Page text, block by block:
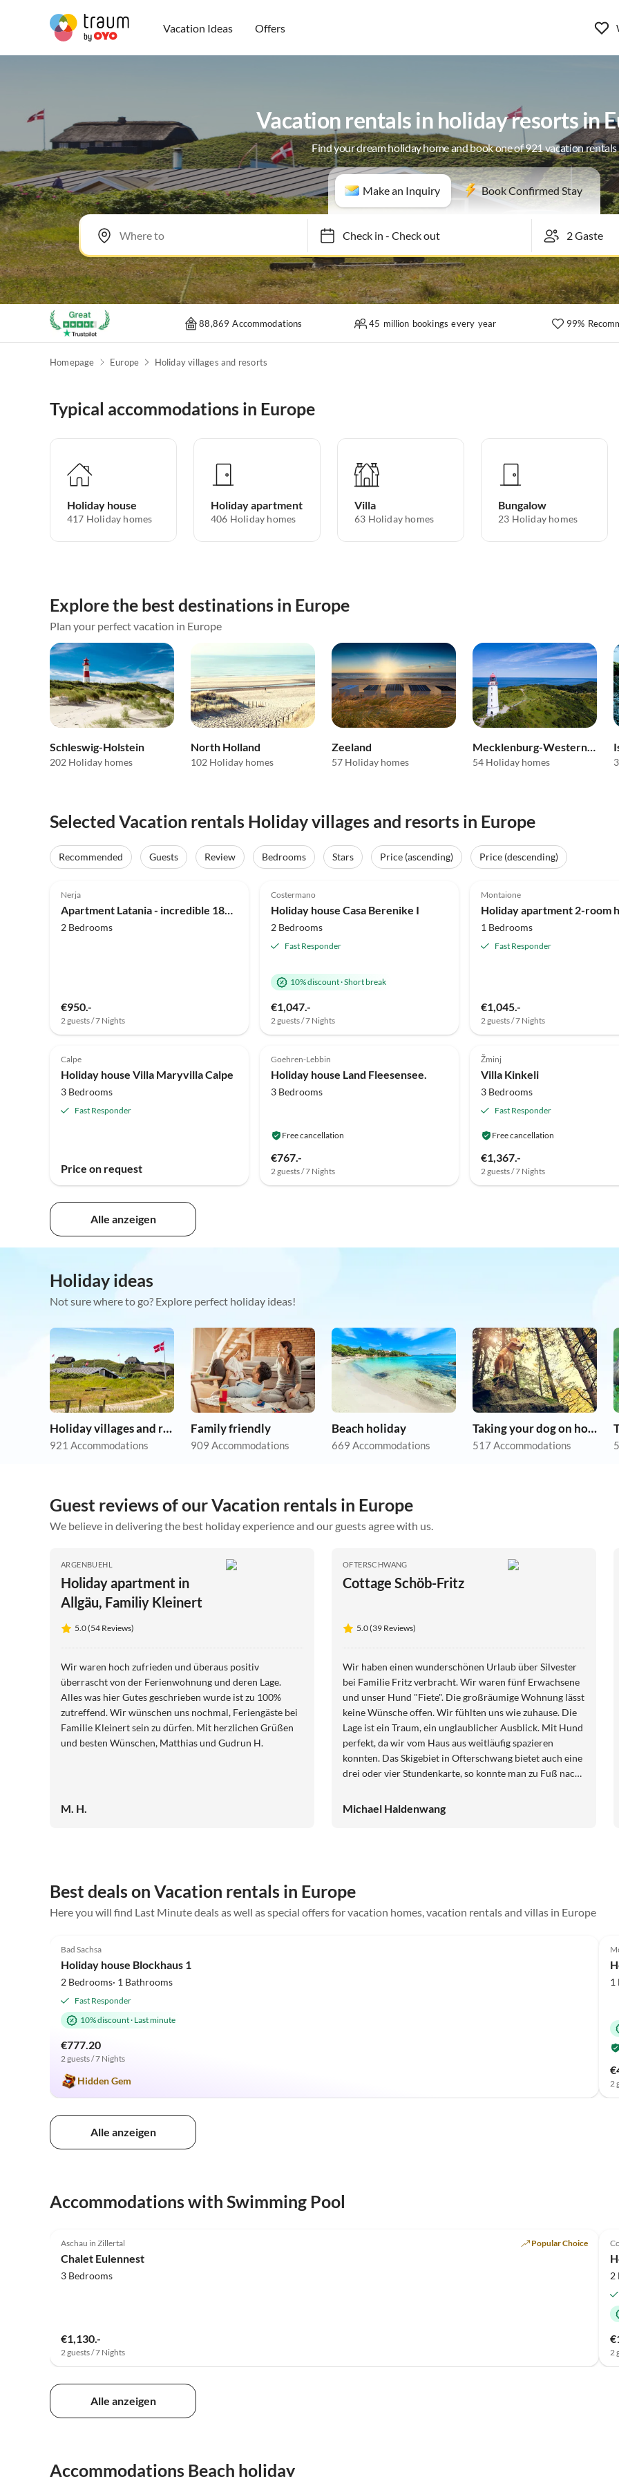
Vacation Ideas Offers
Vacation rentals in holiday resorts in
Find your dream holiday home and book one of 921 vacation rentals
Make an Inquiry Book Confirmed Stay
Check in- Check out
88,869 Accommodations 45 million bookings every year 99%
Homepage Europe Holiday villages and resorts
Typical accommodations in Europe
Holiday house
417 Holiday homes
Holiday apartment
406 Holiday homes
Villa
63 Holiday homes
Bungalow
23 Holiday homes
Explore the best destinations in Europe
Plan your perfect vacation in Europe
Schleswig-Holstein
202 Holiday homes
North Holland
102 Holiday homes
Zeeland
57 Holiday homes
Mecklenburg-Western Pomerania
54 Holiday homes
Selected Vacation rentals Holiday villages and resorts in Europe
Recommended Guests Review Bedrooms Stars Price (ascending) Price (descending)
Top-Listing
Nerja
Apartment Latania - incredible 180° view
2 Bedrooms
€950.-
2 guests / 7 Nights
Top-Listing
Costermano
Holiday house Casa Berenike I
2 Bedrooms
Fast Responder
10% discount·Short break
€1,047.-
2 guests / 7 Nights
Montaione
1 Bedrooms
Fast Responder
€1,045.-
2 guests / 7 Nights
Top-Listing
5.0 (2)
Calpe
Holiday house Villa Maryvilla Calpe
3 Bedrooms
Fast Responder
Price on request
Top-Listing
4.6 (2)
Goehren-Lebbin
Holiday house Land Fleesensee.
3 Bedrooms
Free cancellation
€767.-
2 guests / 7 Nights
5.0 (2)
Žminj
Villa Kinkeli
3 Bedrooms
Fast Responder
Free cancellation
€1,367.-
2 guests / 7 Nights
Alle anzeigen
Holiday ideas
Not sure where to go? Explore perfect holiday ideas!
Holiday villages and resorts
921 Accommodations
Family friendly
909 Accommodations
Beach holiday
669 Accommodations
Taking your dog on holiday
517 Accommodations
Guest reviews of our Vacation rentals in Europe
We believe in delivering the best holiday experience and our guests agree with us.
ARGENBUEHL
Holiday apartment in
Allgäu, Familiy Kleinert
5.0 (54 Reviews)
Wir waren hoch zufrieden und überaus positiv
überrascht von der Ferienwohnung und deren Lage.
Alles was hier Gutes geschrieben wurde ist zu 100%
zutreffend. Wir wünschen uns nochmal, Feriengäste bei
Familie Kleinert sein zu dürfen. Mit herzlichen Grüßen
und besten Wünschen, Matthias und Gudrun H.
M. H.
OFTERSCHWANG
Cottage Schöb-Fritz
5.0 (39 Reviews)
Wir haben einen wunderschönen Urlaub über Silvester
bei Familie Fritz verbracht. Wir waren fünf Erwachsene
und unser Hund "Fiete". Die großräumige Wohnung lässt
keine Wünsche offen. Wir fühlten uns wie zuhause. Die
Lage ist ein Traum, ein unglaublicher Ausblick. Mit Hund
perfekt, da wir vom Haus aus weitläufig spazieren
konnten. Das Skigebiet in Ofterschwang bietet auch eine
drei oder vier Stundenkarte, so konnte man zu Fuß nach
verbringen. Nach Oberstdorf, Sonthofen etc. ist es nicht
weit. Wir kommen Ende des Jahres wieder und freuen
Michael Haldenwang
Best deals on Vacation rentals in Europe
Here you will find Last Minute deals as well as special offers for vacation homes, vacation rentals and villas in Europe
Bad Sachsa
Holiday house Blockhaus 1
2 Bedrooms· 1 Bathrooms
Fast Responder
10% discount· Last minute
€777.20
2 guests / 7 Nights
Hidden Gem
1
2
Alle anzeigen
Accommodations with Swimming Pool
Aschau in Zillertal Popular Choice
Chalet Eulennest
3 Bedrooms
€1,130.-
2 guests / 7 Nights
2
2
Alle anzeigen
Accommodations Beach holiday